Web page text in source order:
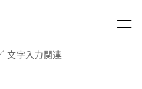
文字入力関連